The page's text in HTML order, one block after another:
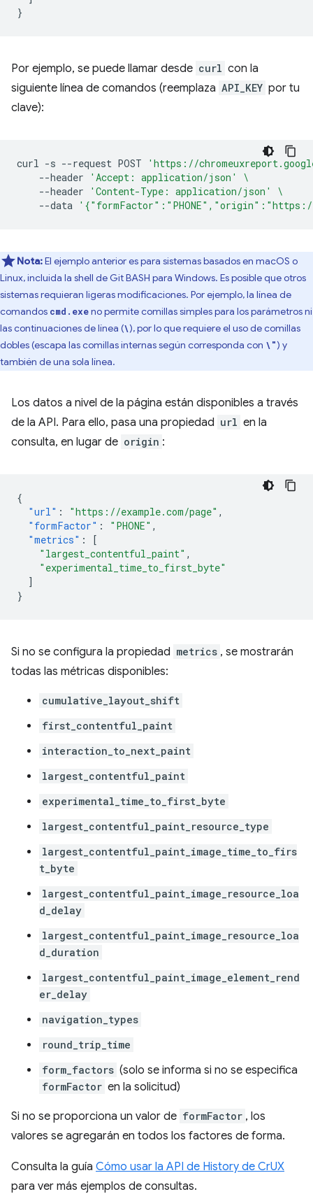
}
Por ejemplo, se puede llamar desde curl con la
siguiente línea de comandos (reemplaza API_KEY por tu
clave):
curl -s --request POST
'https://
--header
'Accept: application/json'
\
--header
'Content-Type: application/json'
\
--data
Nota:El ejemplo anterior es para sistemas basados en macOS o
Linux, incluida la shell de Git BASH para Windows. Es posible que otros
sistemas requieran ligeras modificaciones. Por ejemplo, la línea de
comandos cmd.exeno permite comillas simples para los parámetros ni
las continuaciones de línea (\), por lo que requiere el uso de comillas
dobles (escapa las comillas internas según corresponda con \") y
también de una sola línea.
Los datos a nivel de la página están disponibles a través
de la API. Para ello, pasa una propiedad url en la
consulta, en lugar de origin :
{
"url" : "https://example.com/page" ,
"formFactor" : "PHONE" ,
"metrics" :
[
"largest_contentful_paint" ,
"experimental_time_to_first_byte"
]
}
Si no se configura la propiedad metrics , se mostrarán
todas las métricas disponibles:
cumulative_layout_shift
first_contentful_paint
interaction_to_next_paint
largest_contentful_paint
experimental_time_to_first_byte
largest_contentful_paint_resource_type
largest_contentful_paint_image_time_to_firs
t_byte
largest_contentful_paint_image_resource_loa
d_delay
largest_contentful_paint_image_resource_loa
d_duration
largest_contentful_paint_image_element_rend
er_delay
navigation_types
round_trip_time
form_factors (solo se informa si no se especifica
formFactor en la solicitud)
Si no se proporciona un valor de formFactor , los
valores se agregarán en todos los factores de forma.
Consulta la guía Cómo usar la API de History de CrUX
para ver más ejemplos de consultas.